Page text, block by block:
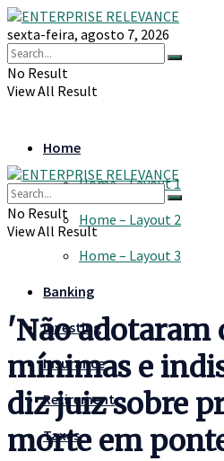
sexta-feira, agosto 7, 2026
No Result
View All Result
Home
Home – Layout 1
Home – Layout 2
Home – Layout 3
Banking
Investing
Insurance
Retirement
Taxes
No Result
View All Result
'Não adotaram
mínimas e
diz juiz sobre
morte em